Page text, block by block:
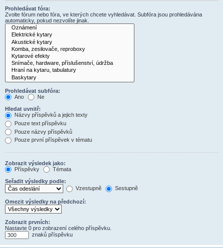
Prohledávat fóra:
Zvolte fórum nebo fóra, ve kterých chcete vyhledávat. Subfóra jsou prohledávána
automaticky, pokud nezvolíte jinak.
Prohledávat subfóra:
Ano
Ne
Hledat uvnitř:
Názvy příspěvků a jejich texty
Pouze text příspěvku
Pouze názvy příspěvků
Pouze první příspěvek v tématu
Zobrazit výsledek jako:
Příspěvky
Témata
Seřadit výsledky podle:
Vzestupně
Sestupně
Omezit výsledky na předchozí:
Zobrazit prvních:
Nastavte 0 pro zobrazení celého příspěvku.
znaků příspěvku